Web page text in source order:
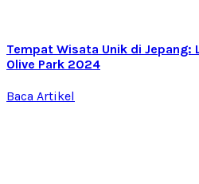
Tempat Wisata Unik di Jepang:
Olive Park 2024
Baca Artikel